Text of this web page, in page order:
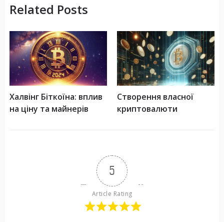
Related Posts
Халвінг Біткоїна: вплив
на ціну та майнерів
Створення власної
криптовалюти
5
Article Rating